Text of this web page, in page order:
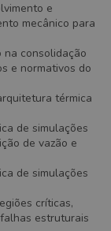
e
mecânico para
na consolidação
e normativos do
térmica
de simulações
de vazão e
de simulações
críticas,
estruturais